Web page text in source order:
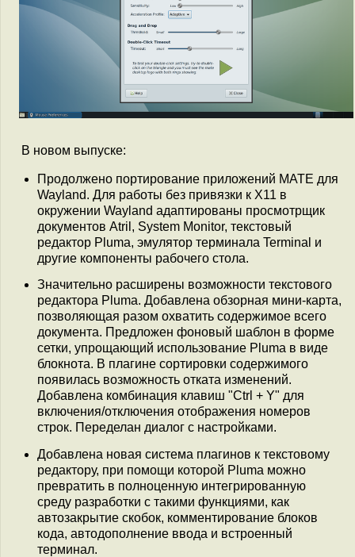
В новом выпуске:
Продолжено портирование приложений MATE для
Wayland. Для работы без привязки к X11 в
окружении Wayland адаптированы просмотрщик
документов Atril, System Monitor, текстовый
редактор Pluma, эмулятор терминала Terminal и
другие компоненты рабочего стола.
Значительно расширены возможности текстового
редактора Pluma. Добавлена обзорная мини-карта,
позволяющая разом охватить содержимое всего
документа. Предложен фоновый шаблон в форме
сетки, упрощающий использование Pluma в виде
блокнота. В плагине сортировки содержимого
появилась возможность отката изменений.
Добавлена комбинация клавиш "Ctrl + Y" для
включения/отключения отображения номеров
строк. Переделан диалог с настройками.
Добавлена новая система плагинов к текстовому
редактору, при помощи которой Pluma можно
превратить в полноценную интегрированную
среду разработки с такими функциями, как
автозакрытие скобок, комментирование блоков
кода, автодополнение ввода и встроенный
терминал.